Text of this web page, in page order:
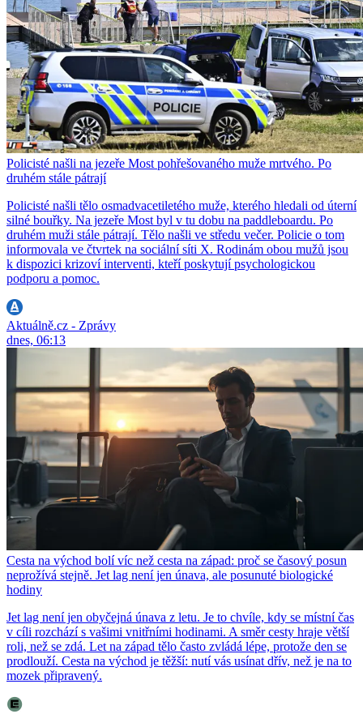
Policisté našli na jezeře Most pohřešovaného muže mrtvého. Po
druhém stále pátrají
Policisté našli tělo osmadvacetiletého muže, kterého hledali od úterní
silné bouřky. Na jezeře Most byl v tu dobu na paddleboardu. Po
druhém muži stále pátrají. Tělo našli ve středu večer. Policie o tom
informovala ve čtvrtek na sociální síti X. Rodinám obou mužů jsou
k dispozici krizoví interventi, kteří poskytují psychologickou
podporu a pomoc.
Aktuálně.cz - Zprávy
dnes, 06:13
Cesta na východ bolí víc než cesta na západ: proč se časový posun
neprožívá stejně. Jet lag není jen únava, ale posunuté biologické
hodiny
Jet lag není jen obyčejná únava z letu. Je to chvíle, kdy se místní čas
v cíli rozchází s vašimi vnitřními hodinami. A směr cesty hraje větší
roli, než se zdá. Let na západ tělo často zvládá lépe, protože den se
prodlouží. Cesta na východ je těžší: nutí vás usínat dřív, než je na to
mozek připravený.